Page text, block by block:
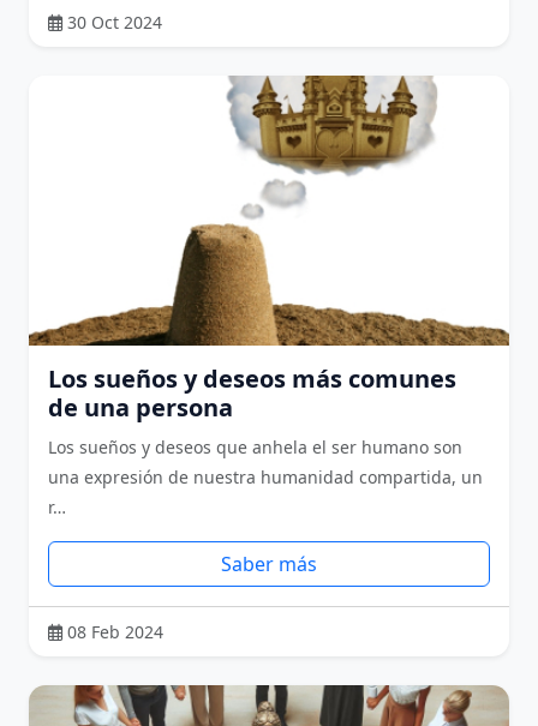
30 Oct 2024
Los sueños y deseos más comunes
de una persona
Los sueños y deseos que anhela el ser humano son
una expresión de nuestra humanidad compartida, un
r…
Saber más
08 Feb 2024